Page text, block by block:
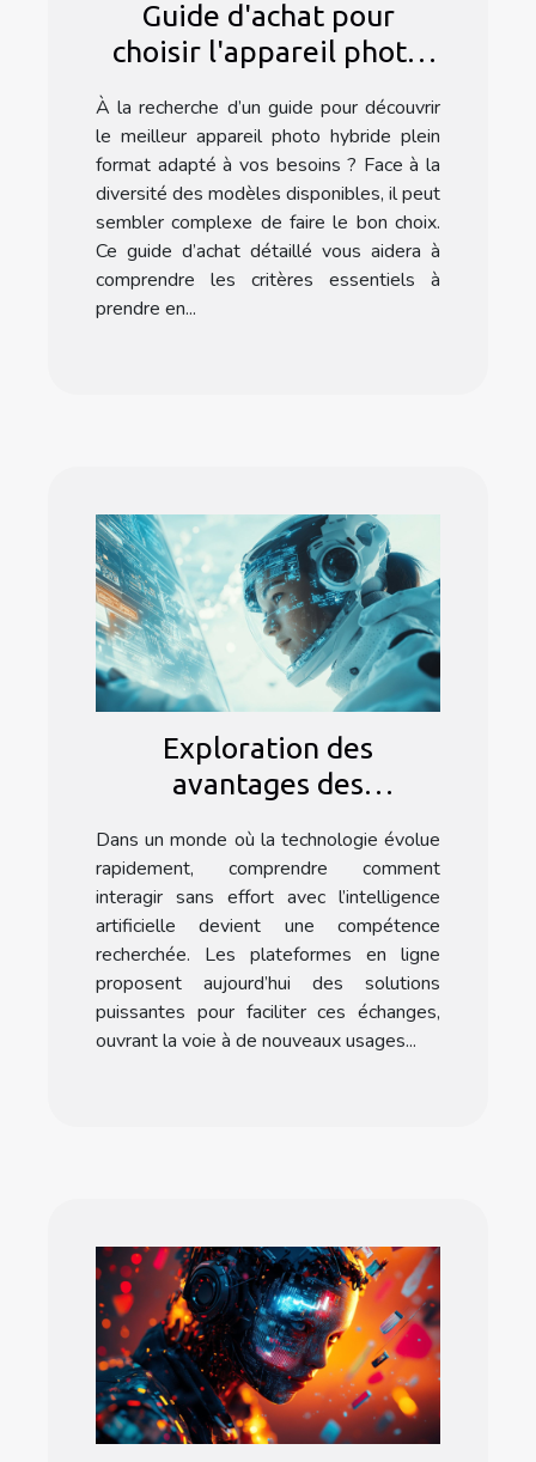
Guide d'achat pour
choisir l'appareil photo
idéal
À la recherche d’un guide pour découvrir
le meilleur appareil photo hybride plein
format adapté à vos besoins ? Face à la
diversité des modèles disponibles, il peut
sembler complexe de faire le bon choix.
Ce guide d’achat détaillé vous aidera à
comprendre les critères essentiels à
prendre en...
Exploration des
avantages des
effort via les
plateformes en ligne
Dans un monde où la technologie évolue
rapidement, comprendre comment
interagir sans effort avec l’intelligence
artificielle devient une compétence
recherchée. Les plateformes en ligne
proposent aujourd’hui des solutions
puissantes pour faciliter ces échanges,
ouvrant la voie à de nouveaux usages...